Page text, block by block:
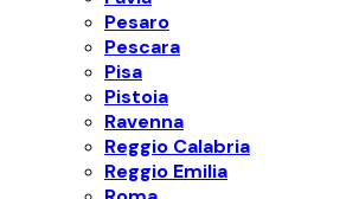
Pesaro
Pescara
Pisa
Pistoia
Ravenna
Reggio Calabria
Reggio Emilia